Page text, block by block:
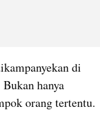
di
hanya
orang tertentu.